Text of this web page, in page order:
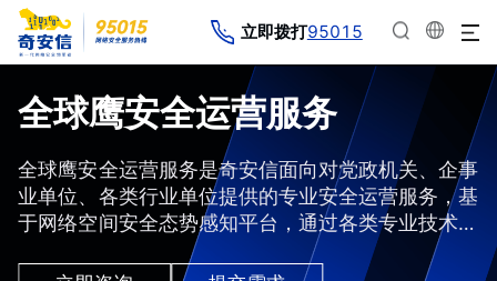
立即拨打95015
全球鹰安全运营服务
全球鹰安全运营服务是奇安信面向对党政机关、企事
业单位、各类行业单位提供的专业安全运营服务，基
于网络空间安全态势感知平台，通过各类专业技术人
员的岗位协同工作，对网络安全态势感知所产生的各